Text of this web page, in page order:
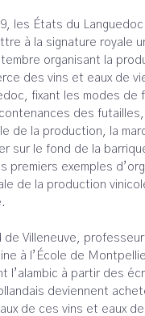
les États du
à la signature royale
organisant la
des vins et eaux de
fixant les modes de
des futailles,
de la production, la
sur le fond de la
premiers exemples
de la production
de Villeneuve,
à l’École de
l’alambic à partir des
deviennent
de ces vins et eaux